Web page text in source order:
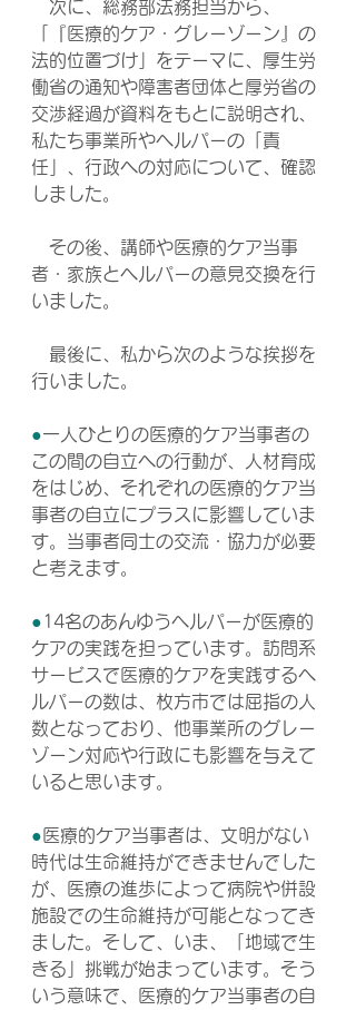
次に、総務部法務担当から、
「『医療的ケア・グレーゾーン』の
法的位置づけ」をテーマに、厚生労
働省の通知や障害者団体と厚労省の
交渉経過が資料をもとに説明され、
私たち事業所やヘルパーの「責
任」、行政への対応について、確認
しました。
その後、講師や医療的ケア当事
者・家族とヘルパーの意見交換を行
いました。
最後に、私から次のような挨拶を
行いました。
●一人ひとりの医療的ケア当事者の
この間の自立への行動が、人材育成
をはじめ、それぞれの医療的ケア当
事者の自立にプラスに影響していま
す。当事者同士の交流・協力が必要
と考えます。
● 14名のあんゆうヘルパーが医療的
ケアの実践を担っています。訪問系
サービスで医療的ケアを実践するヘ
ルパーの数は、枚方市では屈指の人
数となっており、他事業所のグレー
ゾーン対応や行政にも影響を与えて
いると思います。
● 医療的ケア当事者は、文明がない
時代は生命維持ができませんでした
が、医療の進歩によって病院や併設
施設での生命維持が可能となってき
ました。そして、いま、「地域で生
きる」挑戦が始まっています。そう
いう意味で、医療的ケア当事者の自